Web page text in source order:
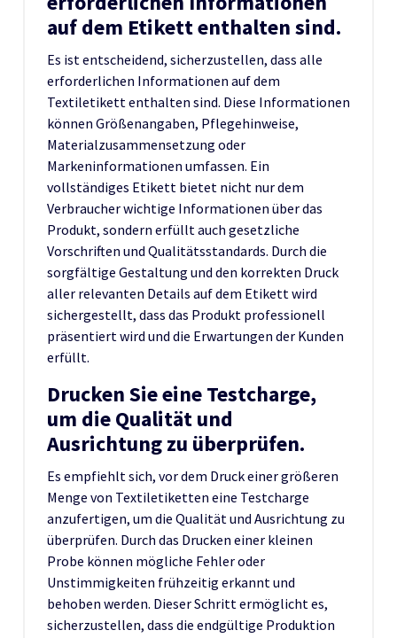
auf dem Etikett enthalten sind.
Es ist entscheidend, sicherzustellen, dass alle
erforderlichen Informationen auf dem
Textiletikett enthalten sind. Diese Informationen
können Größenangaben, Pflegehinweise,
Materialzusammensetzung oder
Markeninformationen umfassen. Ein
vollständiges Etikett bietet nicht nur dem
Verbraucher wichtige Informationen über das
Produkt, sondern erfüllt auch gesetzliche
Vorschriften und Qualitätsstandards. Durch die
sorgfältige Gestaltung und den korrekten Druck
aller relevanten Details auf dem Etikett wird
sichergestellt, dass das Produkt professionell
präsentiert wird und die Erwartungen der Kunden
erfüllt.
Drucken Sie eine Testcharge,
um die Qualität und
Ausrichtung zu überprüfen.
Es empfiehlt sich, vor dem Druck einer größeren
Menge von Textiletiketten eine Testcharge
anzufertigen, um die Qualität und Ausrichtung zu
überprüfen. Durch das Drucken einer kleinen
Probe können mögliche Fehler oder
Unstimmigkeiten frühzeitig erkannt und
behoben werden. Dieser Schritt ermöglicht es,
sicherzustellen, dass die endgültige Produktion